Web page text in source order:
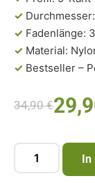
✓
✓ Fadenlänge:
✓ Material:
✓ Bestseller –
34,90€
In